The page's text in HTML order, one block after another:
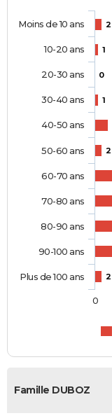
2
1
0
1
2
2
Moins de 10 ans
10-20 ans
20-30 ans
30-40 ans
40-50 ans
50-60 ans
60-70 ans
70-80 ans
80-90 ans
90-100 ans
Plus de 100 ans
0
Famille DUBOZ